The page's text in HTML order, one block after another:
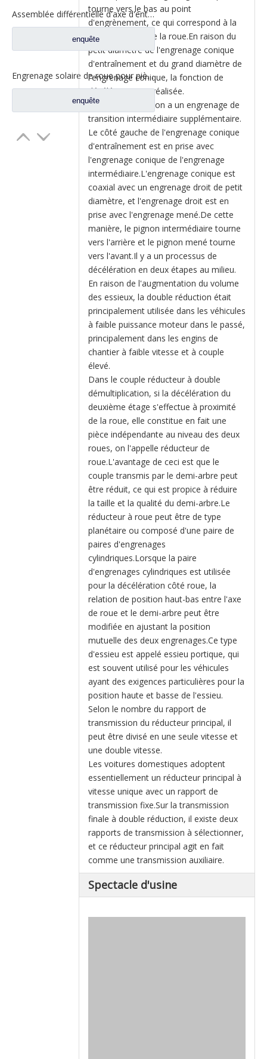
Assemblée différentielle d'axe d'entrée pour des pièces de rechange automatiques de camion de Shacman Delong 81.35100.6593
enquête
Engrenage solaire de roue pour pièces de rechange de camion Ford BN0407B0-3
enquête
tourne vers le bas au point
d'engrènement, ce qui correspond à la
direction avant de la roue.En raison du
petit diamètre de l'engrenage conique
d'entraînement et du grand diamètre de
l'engrenage conique, la fonction de
décélération est réalisée.
La double réduction a un engrenage de
transition intermédiaire supplémentaire.
Le côté gauche de l'engrenage conique
d'entraînement est en prise avec
l'engrenage conique de l'engrenage
intermédiaire.L'engrenage conique est
coaxial avec un engrenage droit de petit
diamètre, et l'engrenage droit est en
prise avec l'engrenage mené.De cette
manière, le pignon intermédiaire tourne
vers l'arrière et le pignon mené tourne
vers l'avant.Il y a un processus de
décélération en deux étapes au milieu.
En raison de l'augmentation du volume
des essieux, la double réduction était
principalement utilisée dans les véhicules
à faible puissance moteur dans le passé,
principalement dans les engins de
chantier à faible vitesse et à couple
élevé.
Dans le couple réducteur à double
démultiplication, si la décélération du
deuxième étage s'effectue à proximité
de la roue, elle constitue en fait une
pièce indépendante au niveau des deux
roues, on l'appelle réducteur de
roue.L'avantage de ceci est que le
couple transmis par le demi-arbre peut
être réduit, ce qui est propice à réduire
la taille et la qualité du demi-arbre.Le
réducteur à roue peut être de type
planétaire ou composé d'une paire de
paires d'engrenages
cylindriques.Lorsque la paire
d'engrenages cylindriques est utilisée
pour la décélération côté roue, la
relation de position haut-bas entre l'axe
de roue et le demi-arbre peut être
modifiée en ajustant la position
mutuelle des deux engrenages.Ce type
d'essieu est appelé essieu portique, qui
est souvent utilisé pour les véhicules
ayant des exigences particulières pour la
position haute et basse de l'essieu.
Selon le nombre du rapport de
transmission du réducteur principal, il
peut être divisé en une seule vitesse et
une double vitesse.
Les voitures domestiques adoptent
essentiellement un réducteur principal à
vitesse unique avec un rapport de
transmission fixe.Sur la transmission
finale à double réduction, il existe deux
rapports de transmission à sélectionner,
et ce réducteur principal agit en fait
comme une transmission auxiliaire.
Spectacle d'usine